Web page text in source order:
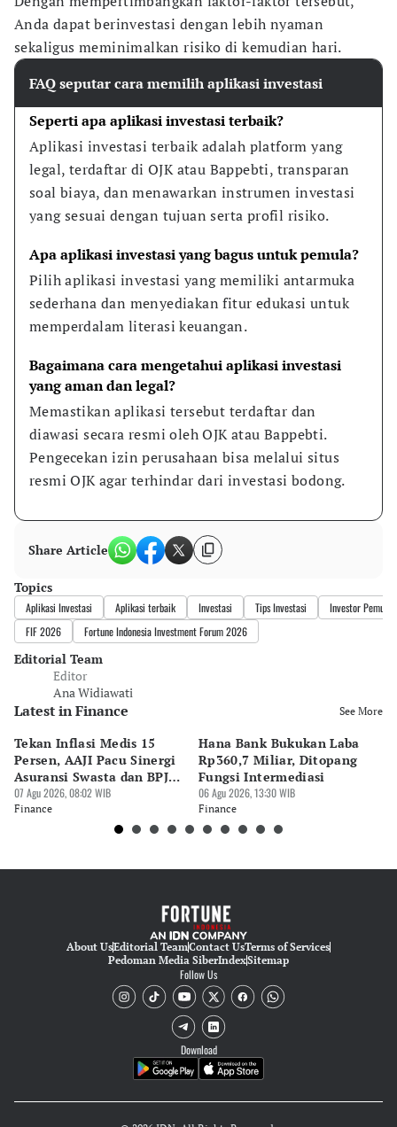
Anda dapat berinvestasi dengan lebih nyaman
sekaligus meminimalkan risiko di kemudian hari.
FAQ seputar cara memilih aplikasi investasi
Seperti apa aplikasi investasi terbaik?
Aplikasi investasi terbaik adalah platform yang
legal, terdaftar di OJK atau Bappebti, transparan
soal biaya, dan menawarkan instrumen investasi
yang sesuai dengan tujuan serta profil risiko.
Apa aplikasi investasi yang bagus untuk pemula?
Pilih aplikasi investasi yang memiliki antarmuka
sederhana dan menyediakan fitur edukasi untuk
memperdalam literasi keuangan.
Bagaimana cara mengetahui aplikasi investasi
yang aman dan legal?
Memastikan aplikasi tersebut terdaftar dan
diawasi secara resmi oleh OJK atau Bappebti.
Pengecekan izin perusahaan bisa melalui situs
resmi OJK agar terhindar dari investasi bodong.
Share Article
Topics
Aplikasi Investasi Aplikasi terbaik Investasi Tips Investasi
Investor Pemula
FIF 2026
Fortune Indonesia Investment Forum 2026
Editorial Team
Editor
Ana Widiawati
Latest in Finance See More
Tekan Inflasi Medis 15
Persen, AAJI Pacu Sinergi
Asuransi Swasta dan BPJS
Kesehatan
07 Agu 2026, 08:02 WIB
Finance
Hana Bank Bukukan Laba
Rp360,7 Miliar, Ditopang
Fungsi Intermediasi
06 Agu 2026, 13:30 WIB
Finance
About UsEditorial TeamContact UsTerms of Services
Pedoman Media SiberIndexSitemap
Follow Us
Download